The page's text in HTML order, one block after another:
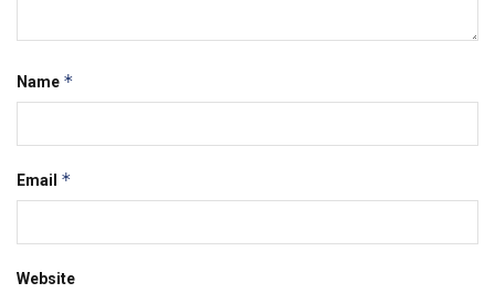
Name *
Email *
Website